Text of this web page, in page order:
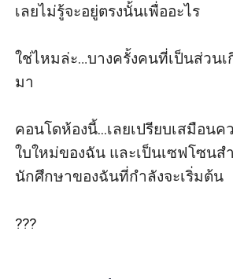
เลยไม่รู้จะอยู่ตรงนั้นเพื่ออะไร
ใช่ไหมล่ะ…บางครั้งคนที่เป็นส่วนเ
มา
คอนโดห้องนี้...เลยเปรียบเสมือน
ใบใหม่ของฉัน และเป็นเซฟโซนส
นักศึกษาของฉันที่กำลังจะเริ่มต้น
???